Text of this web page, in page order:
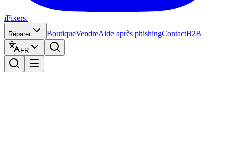
iFixers.
Réparer BoutiqueVendreAide après phishingContactB2B
FR